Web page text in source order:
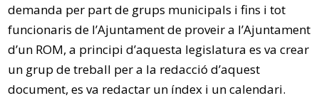
demanda per part de grups municipals i fins i tot
funcionaris de l’Ajuntament de proveir a l’Ajuntament
d’un ROM, a principi d’aquesta legislatura es va crear
un grup de treball per a la redacció d’aquest
document, es va redactar un índex i un calendari.